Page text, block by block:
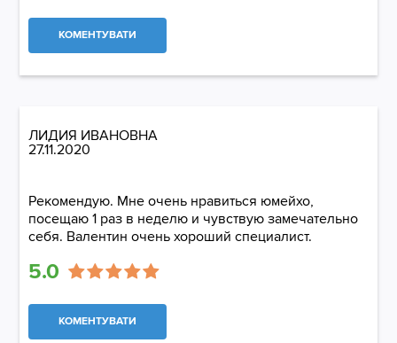
КОМЕНТУВАТИ
ЛИДИЯ ИВАНОВНА
27.11.2020
Рекомендую. Мне очень нравиться юмейхо,
посещаю 1 раз в неделю и чувствую замечательно
себя. Валентин очень хороший специалист.
5.0
КОМЕНТУВАТИ